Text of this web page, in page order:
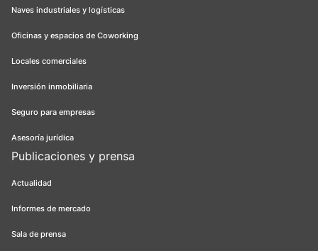
Naves industriales y logísticas
Oficinas y espacios de Coworking
Locales comerciales
Inversión inmobiliaria
Seguro para empresas
Asesoría jurídica
Publicaciones y prensa
Actualidad
Informes de mercado
Sala de prensa